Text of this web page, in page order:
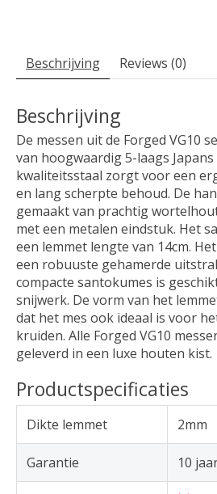
Beschrijving Reviews (0)
Beschrijving
De messen uit de Forged VG10
van hoogwaardig 5-laags Japans
kwaliteitsstaal zorgt voor een
en lang scherpte behoud. De
gemaakt van prachtig
met een metalen eindstuk. Het
een lemmet lengte van 14cm.
een robuuste gehamerde
compacte santokumes is
snijwerk. De vorm van het
dat het mes ook ideaal is voor
kruiden. Alle Forged VG10
geleverd in een luxe houten kist.
Productspecificaties
Dikte lemmet 2mm
Garantie 10